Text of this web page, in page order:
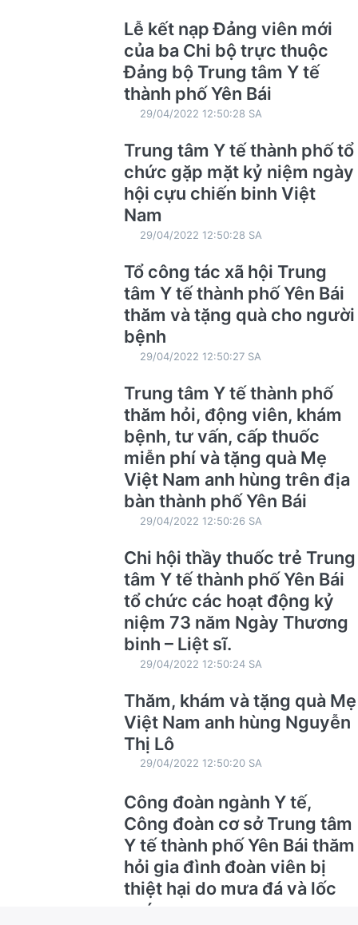
Lễ kết nạp Đảng viên mới
của ba Chi bộ trực thuộc
Đảng bộ Trung tâm Y tế
thành phố Yên Bái
29/04/2022 12:50:28 SA
Trung tâm Y tế thành phố tổ
chức gặp mặt kỷ niệm ngày
hội cựu chiến binh Việt
Nam
29/04/2022 12:50:28 SA
Tổ công tác xã hội Trung
tâm Y tế thành phố Yên Bái
thăm và tặng quà cho người
bệnh
29/04/2022 12:50:27 SA
Trung tâm Y tế thành phố
thăm hỏi, động viên, khám
bệnh, tư vấn, cấp thuốc
miễn phí và tặng quà Mẹ
Việt Nam anh hùng trên địa
bàn thành phố Yên Bái
29/04/2022 12:50:26 SA
Chi hội thầy thuốc trẻ Trung
tâm Y tế thành phố Yên Bái
tổ chức các hoạt động kỷ
niệm 73 năm Ngày Thương
binh – Liệt sĩ.
29/04/2022 12:50:24 SA
Thăm, khám và tặng quà Mẹ
Việt Nam anh hùng Nguyễn
Thị Lô
29/04/2022 12:50:20 SA
Công đoàn ngành Y tế,
Công đoàn cơ sở Trung tâm
Y tế thành phố Yên Bái thăm
hỏi gia đình đoàn viên bị
thiệt hại do mưa đá và lốc
xoáy